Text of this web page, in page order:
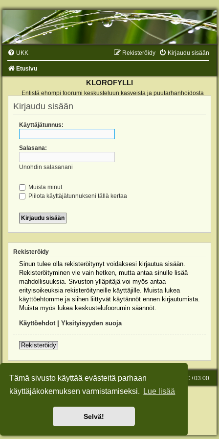
Tämä sivusto käyttää evästeitä parhaan
käyttäjäkokemuksen varmistamiseksi.
Lue lisää
Selvä!
UKK Kirjaudu sisään
Rekisteröidy
Etusivu
KLOROFYLLI
Entistä ehompi foorumi keskusteluun kasveista ja puutarhanhoidosta
Kirjaudu sisään
Käyttäjätunnus:
Salasana:
Unohdin salasanani
Muista minut
Piilota käyttäjätunnukseni tällä kertaa
Rekisteröidy
Sinun tulee olla rekisteröitynyt voidaksesi kirjautua sisään.
Rekisteröityminen vie vain hetken, mutta antaa sinulle lisää
mahdollisuuksia. Sivuston ylläpitäjä voi myös antaa
erityisoikeuksia rekisteröityneille käyttäjille. Muista lukea
käyttöehtomme ja siihen liittyvät käytännöt ennen kirjautumista.
Muista myös lukea keskustelufoorumin säännöt.
Käyttöehdot| Yksityisyyden suoja
Rekisteröidy
Etusivu Kaikki ajat ovat UTC+03:00
Viesti Ylläpidolle
Keskustelufoorumin ohjelmistophpBB® Forum Software © phpBB Limited